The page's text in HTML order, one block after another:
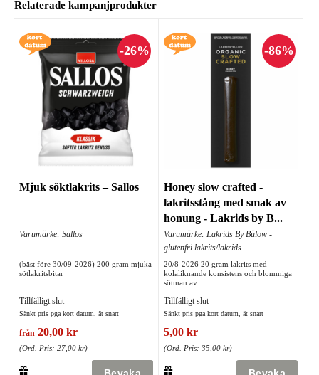
Relaterade kampanjprodukter
Mjuk söktlakrits – Sallos
Varumärke: Sallos
(bäst före 30/09-2026) 200 gram mjuka
sötlakritsbitar
Tillfälligt slut
Sänkt pris pga kort datum, ät snart
från 20,00 kr
(Ord. Pris: 27,00 kr)
Honey slow crafted -
lakritsstång med smak av
honung - Lakrids by B...
Varumärke: Lakrids By Bülow -
glutenfri lakrits/lakrids
20/8-2026 20 gram lakrits med
kolaliknande konsistens och blommiga
sötman av ...
Tillfälligt slut
Sänkt pris pga kort datum, ät snart
5,00 kr
(Ord. Pris: 35,00 kr)